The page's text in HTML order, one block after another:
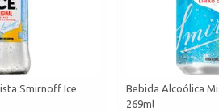
Smirnoff Ice
Bebida Alcoólica
269ml